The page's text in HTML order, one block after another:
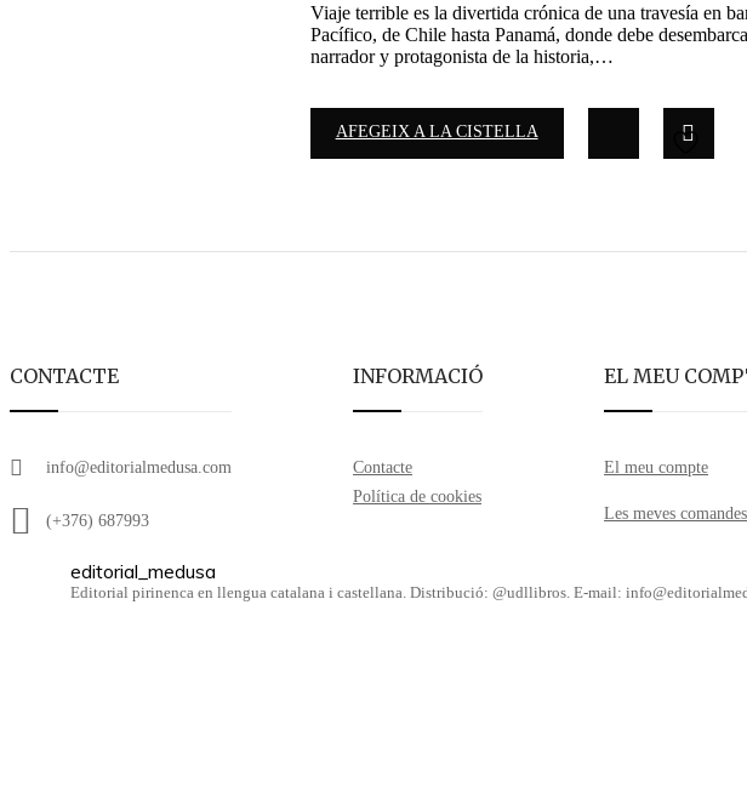
Viaje terrible es la divertida crónica de una travesía en
Pacífico, de Chile hasta Panamá, donde debe
narrador y protagonista de la historia,…
AFEGEIX A LA CISTELLA
CONTACTE
info@editorialmedusa.com
(+376) 687993
INFORMACIÓ
Contacte
Política de cookies
EL MEU
El meu compte
Les meves comandes
editorial_medusa
Editorial pirinenca en llengua catalana i castellana. Distribució: @udllibros. E-mail: